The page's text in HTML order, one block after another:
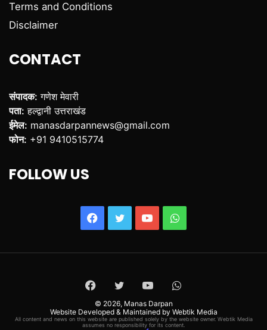
Terms and Conditions
Disclaimer
CONTACT
संपादक: गणेश मेवारी
पता: हल्द्वानी उत्तराखंड
ईमेल: manasdarpannews@gmail.com
फोन: +91 9410515774
FOLLOW US
Facebook
TwitterYouTubeWhatsApp
Facebook
TwitterYouTubeWhatsApp
© 2026, Manas Darpan
Website Developed & Maintained by Webtik Media
All content and news on this website are published solely by the website owner. Webtik Media
assumes no responsibility for its content.